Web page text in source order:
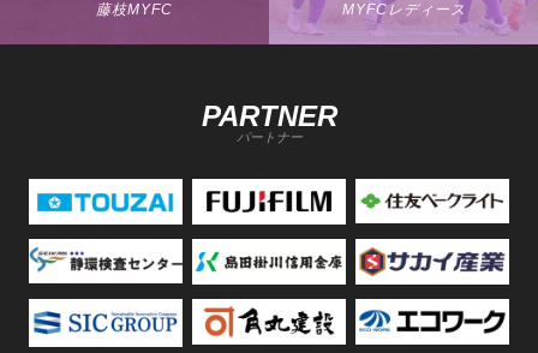
藤枝MYFC MYFCレディース
PARTNER
パートナー